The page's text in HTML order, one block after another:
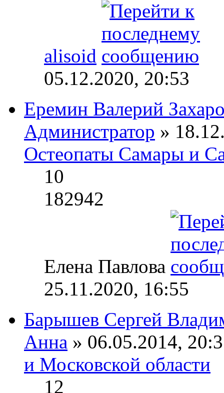
alisoid
05.12.2020, 20:53
Еремин Валерий
Администратор »
Остеопаты Самары и
10
182942
Елена Павлова
25.11.2020, 16:55
Барышев Сергей
Анна » 06.05.2014,
и Московской области
12